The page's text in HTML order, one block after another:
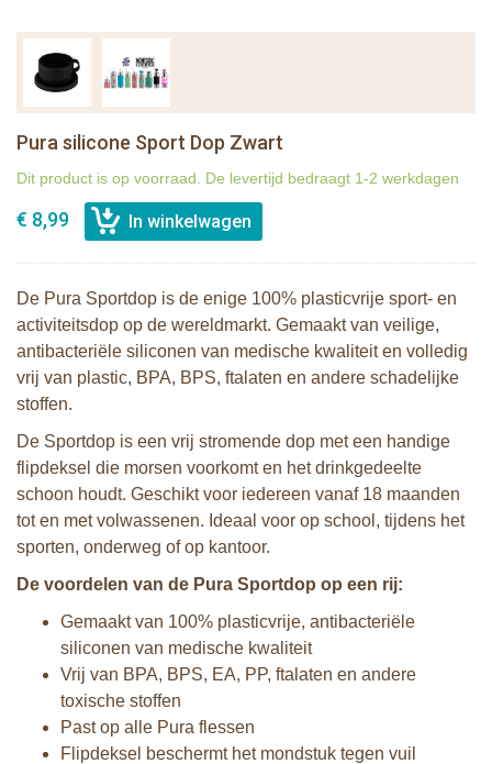
Pura silicone Sport Dop Zwart
Dit product is op voorraad. De levertijd bedraagt 1-2 werkdagen
€ 8,99
De Pura Sportdop is de enige 100% plasticvrije sport- en
activiteitsdop op de wereldmarkt. Gemaakt van veilige,
antibacteriële siliconen van medische kwaliteit en volledig
vrij van plastic, BPA, BPS, ftalaten en andere schadelijke
stoffen.
De Sportdop is een vrij stromende dop met een handige
flipdeksel die morsen voorkomt en het drinkgedeelte
schoon houdt. Geschikt voor iedereen vanaf 18 maanden
tot en met volwassenen. Ideaal voor op school, tijdens het
sporten, onderweg of op kantoor.
De voordelen van de Pura Sportdop op een rij:
Gemaakt van 100% plasticvrije, antibacteriële
siliconen van medische kwaliteit
Vrij van BPA, BPS, EA, PP, ftalaten en andere
toxische stoffen
Past op alle Pura flessen
Flipdeksel beschermt het mondstuk tegen vuil